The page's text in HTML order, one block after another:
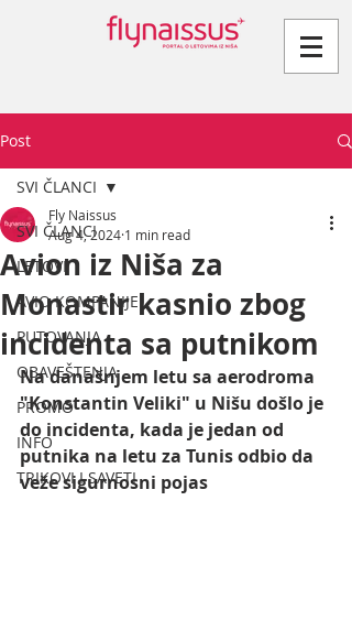
Post
SVI ČLANCI
LETOVI
AVIO KOMPANIJE
PUTOVANJA
OBAVEŠTENJA
PROMO
INFO
TRIKOVI I SAVETI
SVI ČLANCI
Avion iz Niša za
Monastir kasnio zbog
incidenta sa putnikom
Fly Naissus
Aug 4, 2024 1 min read
Na današnjem letu sa aerodroma
"Konstantin Veliki" u Nišu došlo je
do incidenta, kada je jedan od
putnika na letu za Tunis odbio da
veže sigurnosni pojas